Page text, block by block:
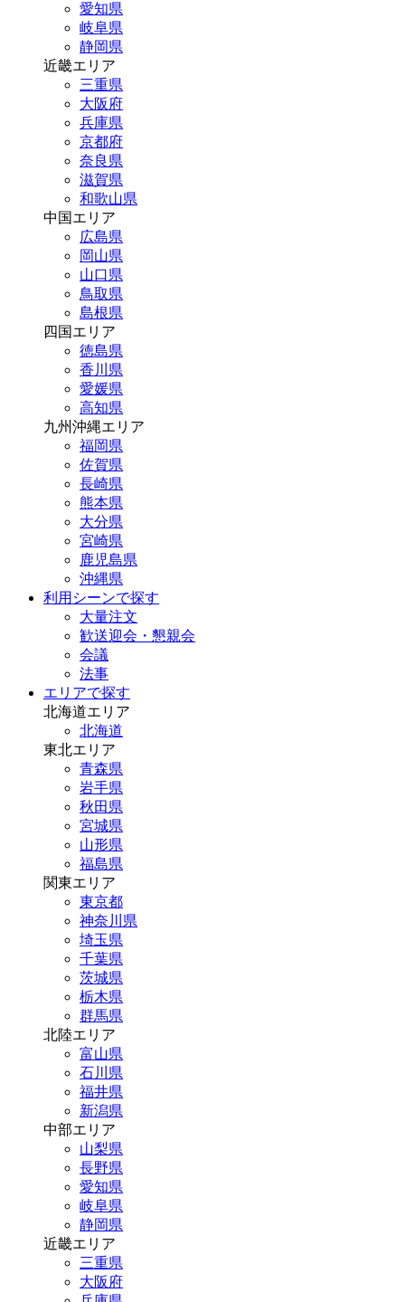
愛知県
岐阜県
静岡県
近畿エリア
三重県
大阪府
兵庫県
京都府
奈良県
滋賀県
和歌山県
中国エリア
広島県
岡山県
山口県
鳥取県
島根県
四国エリア
徳島県
香川県
愛媛県
高知県
九州沖縄エリア
福岡県
佐賀県
長崎県
熊本県
大分県
宮崎県
鹿児島県
沖縄県
利用シーンで探す
大量注文
歓送迎会・懇親会
会議
法事
エリアで探す
北海道エリア
北海道
東北エリア
青森県
岩手県
秋田県
宮城県
山形県
福島県
関東エリア
東京都
神奈川県
埼玉県
千葉県
茨城県
栃木県
群馬県
北陸エリア
富山県
石川県
福井県
新潟県
中部エリア
山梨県
長野県
愛知県
岐阜県
静岡県
近畿エリア
三重県
大阪府